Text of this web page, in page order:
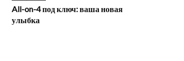
All-on-4 под ключ: ваша новая
улыбка